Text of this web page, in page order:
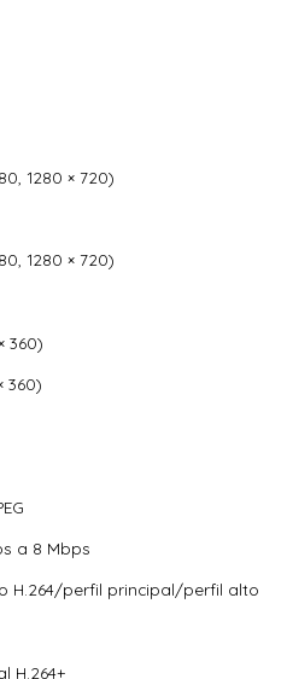
1280 × 720)
1280 × 720)
360)
360)
a 8 Mbps
H.264/perfil principal/perfil alto
H.264+